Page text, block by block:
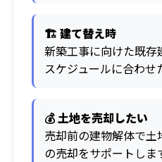
🏗️ 建て替え時
新築工事に向けた既
スケジュールに合わせ
💰 土地を売却したい
売却前の建物解体で
の売却をサポートしま